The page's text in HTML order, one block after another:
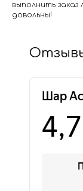
выполнить
довольны!